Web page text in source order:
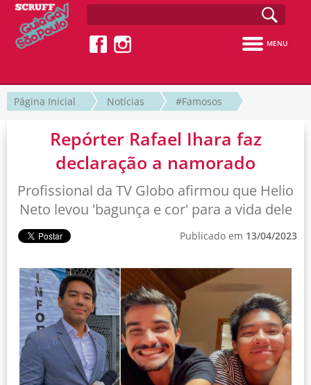
MENU
Página Inicial Notícias #Famosos
Repórter Rafael Ihara faz
declaração a namorado
Profissional da TV Globo afirmou que Helio
Neto levou 'bagunça e cor' para a vida dele
Publicado em 13/04/2023